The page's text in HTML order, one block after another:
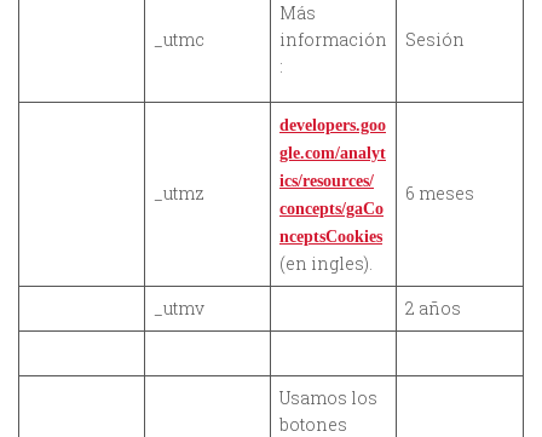
_utmc
Más
información
:
Sesión
_utmz
developers.goo
gle.com/analyt
ics/resources/
concepts/gaCo
nceptsCookies
(en ingles).
6 meses
_utmv 2 años
Usamos los
botones